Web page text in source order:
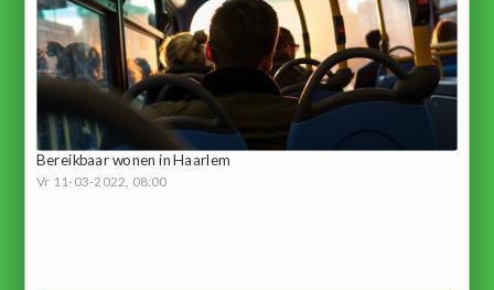
Bereikbaar wonen in Haarlem
Vr 11-03-2022, 08:00